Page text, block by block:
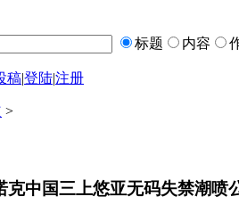
标题 内容
稿|登陆|注册
>
克中国三上悠亚无码失禁潮喷